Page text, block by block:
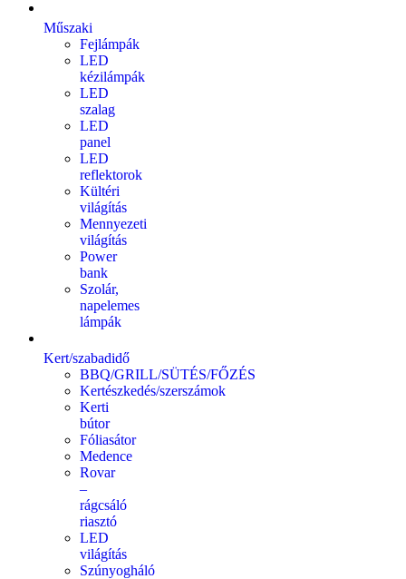
Műszaki
Fejlámpák
LED
kézilámpák
LED
szalag
LED
panel
LED
reflektorok
Kültéri
világítás
Mennyezeti
világítás
Power
bank
Szolár,
napelemes
lámpák
Kert/szabadidő
BBQ/GRILL/SÜTÉS/FŐZÉS
Kertészkedés/szerszámok
Kerti
bútor
Fóliasátor
Medence
Rovar
–
rágcsáló
riasztó
LED
világítás
Szúnyogháló